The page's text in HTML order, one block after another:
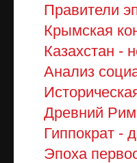
Правители
Крымская
Казахстан -
Анализ
Древний
Гиппократ -
Эпоха